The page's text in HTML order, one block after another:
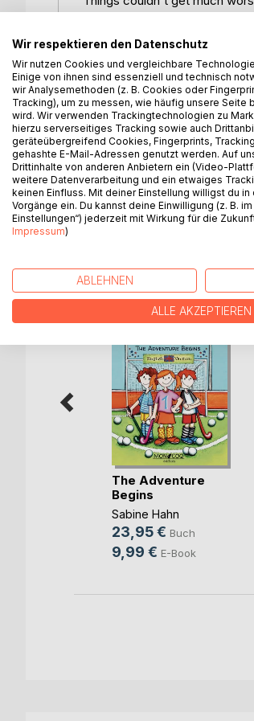
Join them in "The Adventure
setbacks - a team comes
friendship, school and the
While there are numerous
to discover the wonderful
- this series is particularly
hockey players.
A motivation epilogue by
experienced by the three
This paperback edition is a
WEITERE
The Adventure
Begins
Sabine Hahn
23,95 € Buch
9,99 € E-Book
Wir respektieren den Datenschutz
Wir nutzen Cookies und vergleichbare
Einige von ihnen sind essenziell und technisch
wir Analysemethoden (z. B. Cookies oder
Tracking), um zu messen, wie häufig unsere Seite
wird. Wir verwenden Trackingtechnologien zu
hierzu serverseitiges Tracking sowie auch
geräteübergreifend Cookies, Fingerprints,
gehashte E-Mail-Adressen genutzt werden. Auf
Drittinhalte von anderen Anbietern ein (Video-
weitere Datenverarbeitung und ein etwaiges
keinen Einfluss. Mit deiner Einstellung willigst du
Vorgänge ein. Du kannst deine Einwilligung (z. B.
Einstellungen“) jederzeit mit Wirkung für die
Impressum)
ABLEHNEN
ALLE AKZEPTIEREN